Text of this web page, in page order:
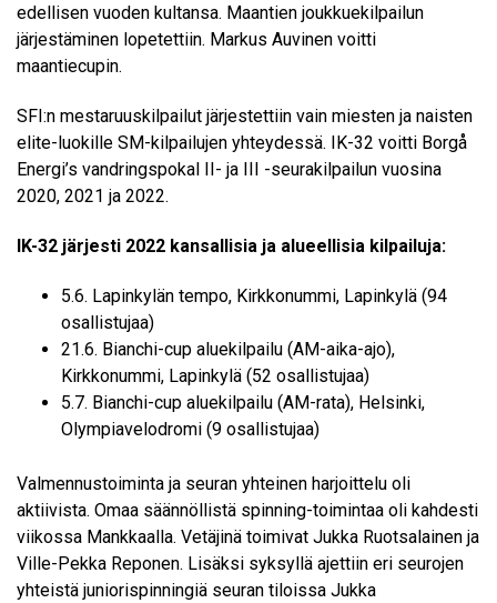
edellisen vuoden kultansa. Maantien joukkuekilpailun
järjestäminen lopetettiin. Markus Auvinen voitti
maantiecupin.
SFI:n mestaruuskilpailut järjestettiin vain miesten ja naisten
elite-luokille SM-kilpailujen yhteydessä. IK-32 voitti Borgå
Energi’s vandringspokal II- ja III -seurakilpailun vuosina
2020, 2021 ja 2022.
IK-32 järjesti 2022 kansallisia ja alueellisia kilpailuja:
5.6. Lapinkylän tempo, Kirkkonummi, Lapinkylä (94
osallistujaa)
21.6. Bianchi-cup aluekilpailu (AM-aika-ajo),
Kirkkonummi, Lapinkylä (52 osallistujaa)
5.7. Bianchi-cup aluekilpailu (AM-rata), Helsinki,
Olympiavelodromi (9 osallistujaa)
Valmennustoiminta ja seuran yhteinen harjoittelu oli
aktiivista. Omaa säännöllistä spinning-toimintaa oli kahdesti
viikossa Mankkaalla. Vetäjinä toimivat Jukka Ruotsalainen ja
Ville-Pekka Reponen. Lisäksi syksyllä ajettiin eri seurojen
yhteistä juniorispinningiä seuran tiloissa Jukka